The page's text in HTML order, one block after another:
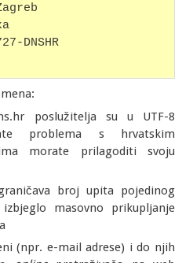
DNSHR
poslužitelja su u UTF-8
problema s hrvatskim
morate prilagoditi svoju
broj upita pojedinog
masovno prikupljanje
(npr. e-mail adrese) i do njih